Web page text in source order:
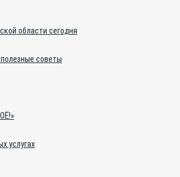
области сегодня
советы
услугах